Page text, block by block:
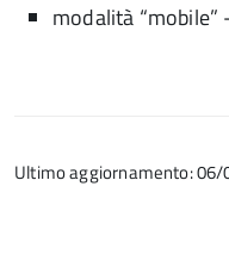
modalità
Ultimo aggiornamento: